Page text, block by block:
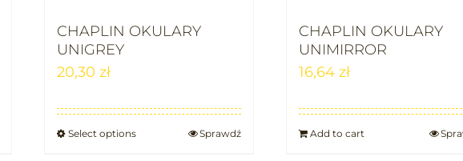
CHAPLIN OKULARY
UNIGREY
20,30zł
Select options Sprawdź
CHAPLIN OKULARY
UNIMIRROR
16,64 zł
Add to cart